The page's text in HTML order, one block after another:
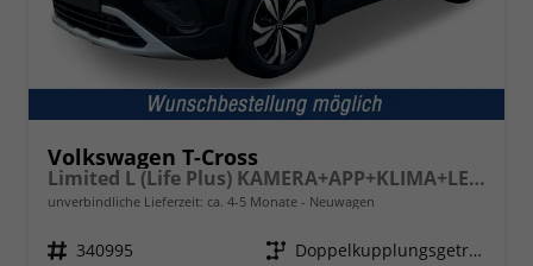
Volkswagen T-Cross
Limited L (Life Plus) KAMERA+APP+KLIMA+LED+17'' ALU
unverbindliche Lieferzeit: ca. 4-5 Monate Neuwagen
Fahrzeugnr. 340995 Getriebe
Doppelkupplungsgetriebe (DSG)